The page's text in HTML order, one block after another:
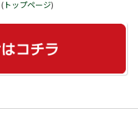
( トップページ)